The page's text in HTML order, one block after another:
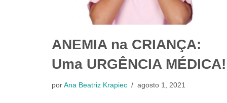
ANEMIA na CRIANÇA:
Uma URGÊNCIA MÉDICA!
porAna Beatriz Krapiec agosto 1, 2021